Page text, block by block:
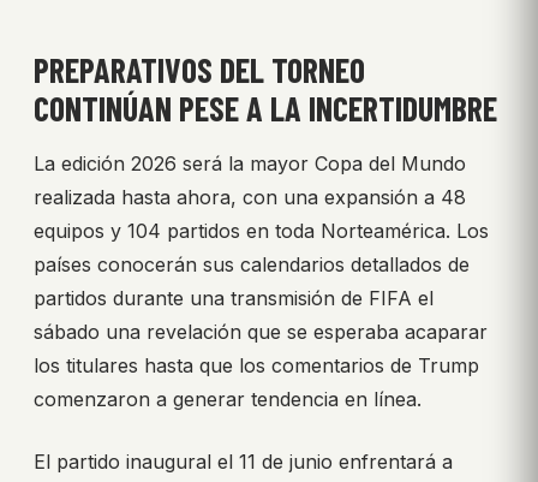
PREPARATIVOS DEL TORNEO
CONTINÚAN PESE A LA INCERTIDUMBRE
La edición 2026 será la mayor Copa del Mundo
realizada hasta ahora, con una expansión a 48
equipos y 104 partidos en toda Norteamérica. Los
países conocerán sus calendarios detallados de
partidos durante una transmisión de FIFA el
sábado una revelación que se esperaba acaparar
los titulares hasta que los comentarios de Trump
comenzaron a generar tendencia en línea.
El partido inaugural el 11 de junio enfrentará a